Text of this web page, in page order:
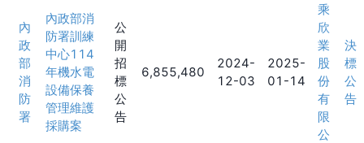
內
政
部
消
防
署
內政部消
防署訓練
中心114
年機水電
設備保養
管理維護
採購案
公
開
招
標
公
告
6,855,480
2024-
12-03
2025-
01-14
乘
欣
業
股
份
有
限
公
決
標
公
告